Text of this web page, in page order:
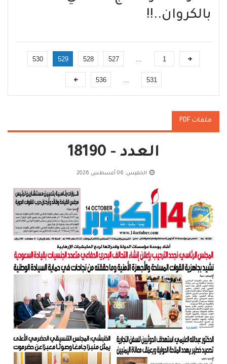
بالكروان..!!
1
527
528
529
530
531
536
ملفات PDF
العدد - 18190
الخميس, 06 أغسطس 2026